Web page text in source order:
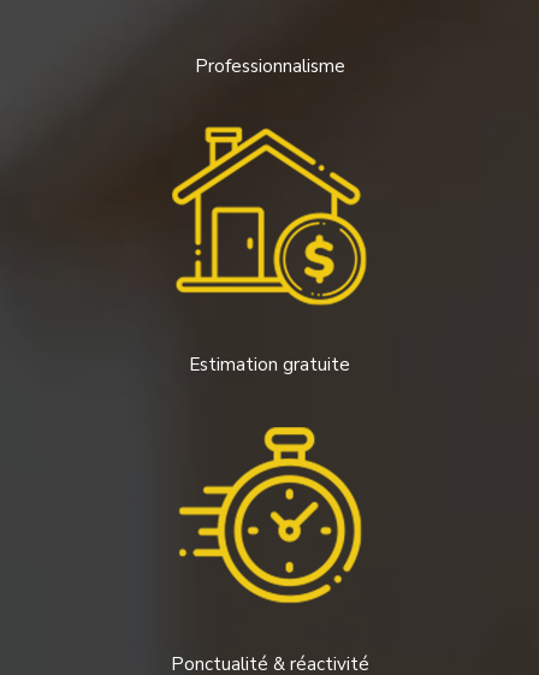
Professionnalisme
Estimation gratuite
Ponctualité & réactivité